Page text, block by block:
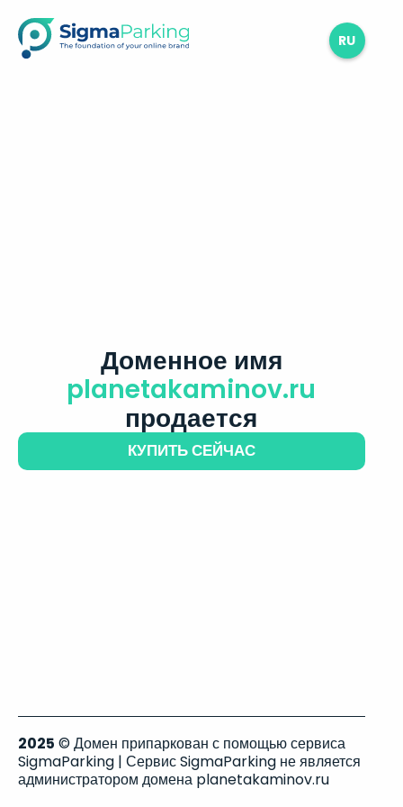
RU
Доменное имя
planetakaminov.ru
продается
КУПИТЬ СЕЙЧАС
2025 © Домен припаркован с помощью сервиса
SigmaParking | Сервис SigmaParking не является
администратором домена planetakaminov.ru